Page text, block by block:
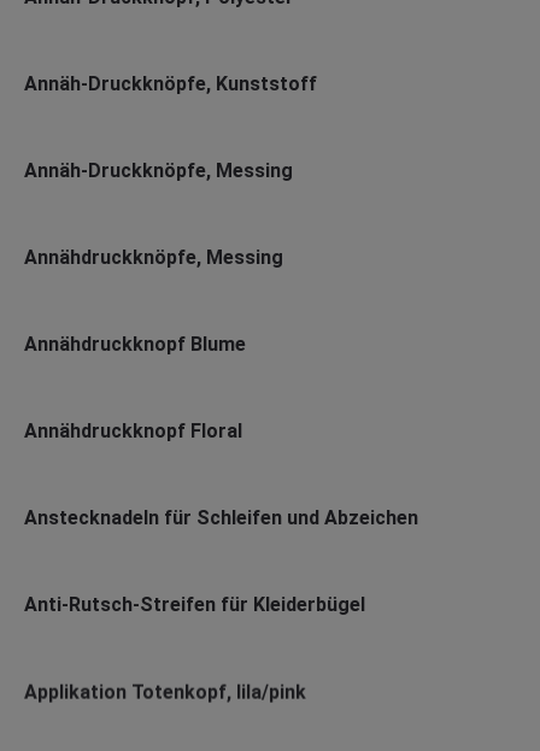
Annäh-Druckknöpfe, Kunststoff
Annäh-Druckknöpfe, Messing
Annähdruckknöpfe, Messing
Annähdruckknopf Blume
Annähdruckknopf Floral
Anstecknadeln für Schleifen und Abzeichen
Anti-Rutsch-Streifen für Kleiderbügel
Applikation Totenkopf, lila/pink